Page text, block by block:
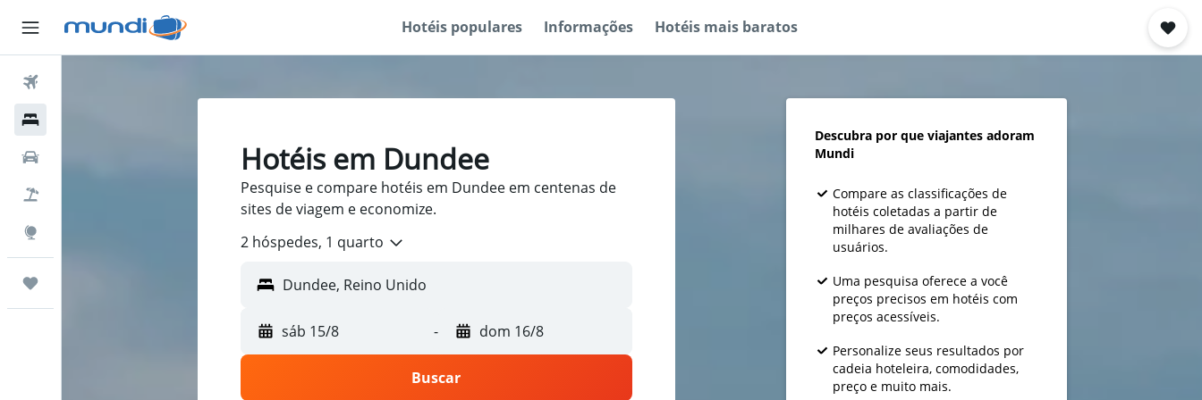
Hotéis populares Informações Hotéis mais baratos
Hotéis em Dundee
Pesquise e compare hotéis em Dundee em centenas de
sites de viagem e economize.
2 hóspedes, 1 quarto
sáb 15/8 - dom 16/8
Buscar
Descubra por que viajantes adoram
Mundi
Compare as classificações de
hotéis coletadas a partir de
milhares de avaliações de
usuários.
Uma pesquisa oferece a você
preços precisos em hotéis com
preços acessíveis.
Personalize seus resultados por
cadeia hoteleira, comodidades,
preço e muito mais.